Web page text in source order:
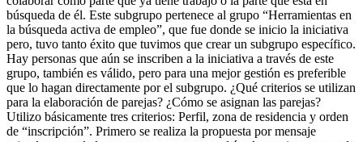
búsqueda de él. Este subgrupo pertenece al grupo “Herramientas en
la búsqueda activa de empleo”, que fue donde se inicio la iniciativa
pero, tuvo tanto éxito que tuvimos que crear un subgrupo específico.
Hay personas que aún se inscriben a la iniciativa a través de este
grupo, también es válido, pero para una mejor gestión es preferible
que lo hagan directamente por el subgrupo. ¿Qué criterios se utilizan
para la elaboración de parejas? ¿Cómo se asignan las parejas?
Utilizo básicamente tres criterios: Perfil, zona de residencia y orden
de “inscripción”. Primero se realiza la propuesta por mensaje